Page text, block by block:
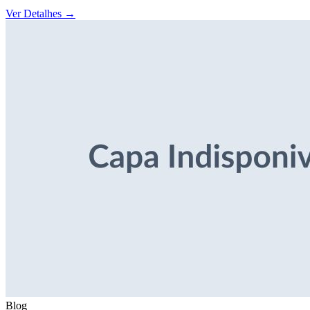
Ver Detalhes →
Blog